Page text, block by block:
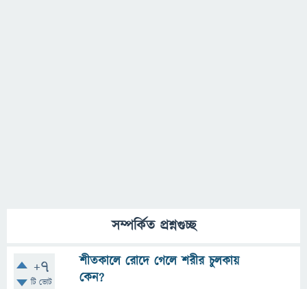
সম্পর্কিত প্রশ্নগুচ্ছ
+7
টি ভোট
শীতকালে রোদে গেলে শরীর চুলকায়
কেন?